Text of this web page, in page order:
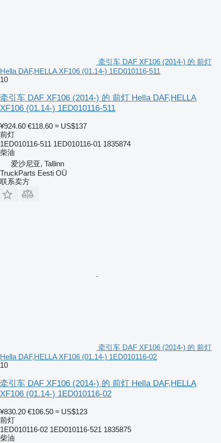
牵引车 DAF XF106 (2014-) 的 前灯
Hella DAF,HELLA XF106 (01.14-) 1ED010116-511
10
牵引车 DAF XF106 (2014-) 的 前灯 Hella DAF,HELLA
XF106 (01.14-) 1ED010116-511
¥924.60 €118.60 ≈ US$137
前灯
1ED010116-511 1ED010116-01 1835874
柴油
爱沙尼亚, Tallinn
TruckParts Eesti OÜ
联系卖方
牵引车 DAF XF106 (2014-) 的 前灯
Hella DAF,HELLA XF106 (01.14-) 1ED010116-02
10
牵引车 DAF XF106 (2014-) 的 前灯 Hella DAF,HELLA
XF106 (01.14-) 1ED010116-02
¥830.20 €106.50 ≈ US$123
前灯
1ED010116-02 1ED010116-521 1835875
柴油